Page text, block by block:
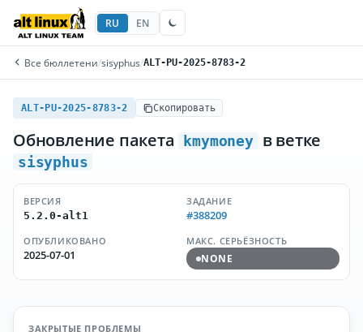
RU EN
Все бюллетени/sisyphus/ALT-PU-2025-8783-2
ALT-PU-2025-8783-2 Скопировать
Обновление пакета kmymoney в ветке
sisyphus
ВЕРСИЯ
5.2.0-alt1
ЗАДАНИЕ
#388209
ОПУБЛИКОВАНО
2025-07-01
МАКС. СЕРЬЁЗНОСТЬ
NONE
ЗАКРЫТЫЕ ПРОБЛЕМЫ